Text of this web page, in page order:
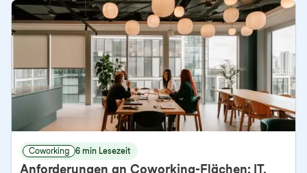
Coworking 6 min Lesezeit
Anforderungen an Coworking-Flächen: IT,